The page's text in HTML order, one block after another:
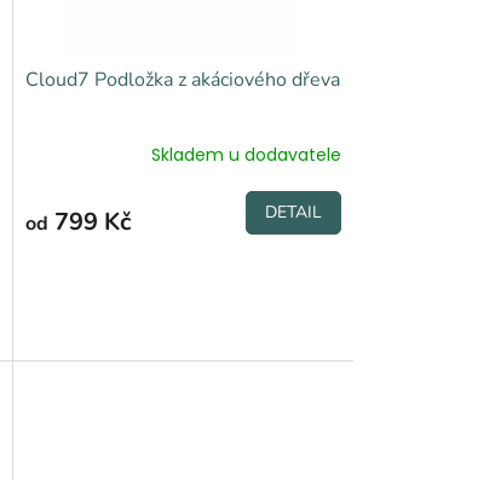
Cloud7 Podložka z akáciového dřeva
Skladem u dodavatele
od 799 Kč DETAIL